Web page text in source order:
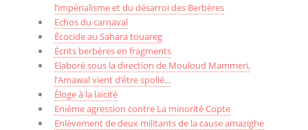
l’impérialisme et du désarroi des Berbères
Echos du carnaval
Écocide au Sahara touareg
Écrits berbères en fragments
Elaboré sous la direction de Mouloud Mammeri,
l’Amawal vient d’être spolié...
Éloge à la laïcité
Enième agression contre La minorité Copte
Enlèvement de deux militants de la cause amazighe